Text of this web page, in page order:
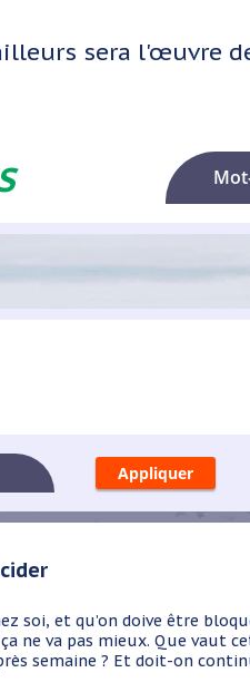
sera l'œuvre
soi, et qu’on doive être
ne va pas mieux. Que vaut
semaine ? Et doit-on